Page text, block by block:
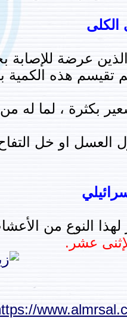
الكلى
عرضة للإصابة
تقيسم هذه
بكثرة ، لما له
او خل التفاح
النوع من
عشر.